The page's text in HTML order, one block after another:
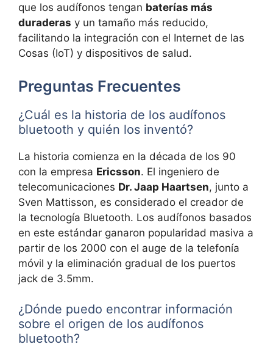
que los audífonos tengan baterías más
duraderas y un tamaño más reducido,
facilitando la integración con el Internet de las
Cosas (IoT) y dispositivos de salud.
Preguntas Frecuentes
¿Cuál es la historia de los audífonos
bluetooth y quién los inventó?
La historia comienza en la década de los 90
con la empresa Ericsson. El ingeniero de
telecomunicaciones Dr. Jaap Haartsen, junto a
Sven Mattisson, es considerado el creador de
la tecnología Bluetooth. Los audífonos basados
en este estándar ganaron popularidad masiva a
partir de los 2000 con el auge de la telefonía
móvil y la eliminación gradual de los puertos
jack de 3.5mm.
¿Dónde puedo encontrar información
sobre el origen de los audífonos
bluetooth?